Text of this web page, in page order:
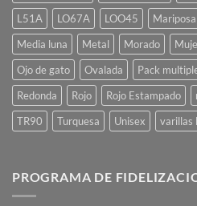
L51A
LO67A LOO45 Mariposa
Media luna
Metal Morado
Ojo de gato
Ovalada Pack
Redonda
Rojo Rojo Estampado
TR90
Turquesa Unisex varillas
PROGRAMA DE